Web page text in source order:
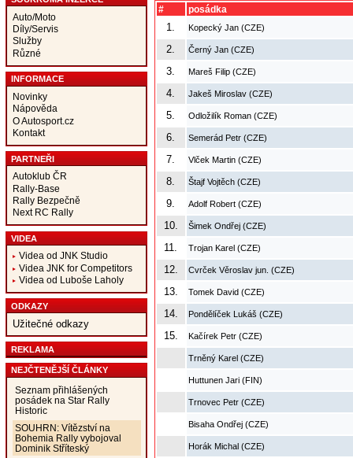
Auto/Moto
Díly/Servis
Služby
Různé
INFORMACE
Novinky
Nápověda
O Autosport.cz
Kontakt
PARTNEŘI
Autoklub ČR
Rally-Base
Rally Bezpečně
Next RC Rally
VIDEA
Videa od JNK Studio
Videa JNK for Competitors
Videa od Luboše Laholy
ODKAZY
Užitečné odkazy
REKLAMA
NEJČTENĚJŠÍ ČLÁNKY
Seznam přihlášených
posádek na Star Rally
Historic
SOUHRN: Vítězství na
Bohemia Rally vybojoval
Dominik Stříteský
# posádka
1. Kopecký Jan (CZE)
2. Černý Jan (CZE)
3. Mareš Filip (CZE)
4. Jakeš Miroslav (CZE)
5. Odložilík Roman (CZE)
6. Semerád Petr (CZE)
7. Vlček Martin (CZE)
8. Štajf Vojtěch (CZE)
9. Adolf Robert (CZE)
10. Šimek Ondřej (CZE)
11. Trojan Karel (CZE)
12. Cvrček Věroslav jun. (CZE)
13. Tomek David (CZE)
14. Pondělíček Lukáš (CZE)
15. Kačírek Petr (CZE)
Trněný Karel (CZE)
Huttunen Jari (FIN)
Trnovec Petr (CZE)
Bisaha Ondřej (CZE)
Horák Michal (CZE)